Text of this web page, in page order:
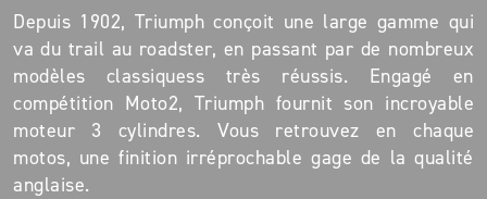
Depuis 1902, Triumph conçoit une large gamme qui
va du trail au roadster, en passant par de nombreux
modèles classiquess très réussis. Engagé en
compétition Moto2, Triumph fournit son incroyable
moteur 3 cylindres. Vous retrouvez en chaque
motos, une finition irréprochable gage de la qualité
anglaise.